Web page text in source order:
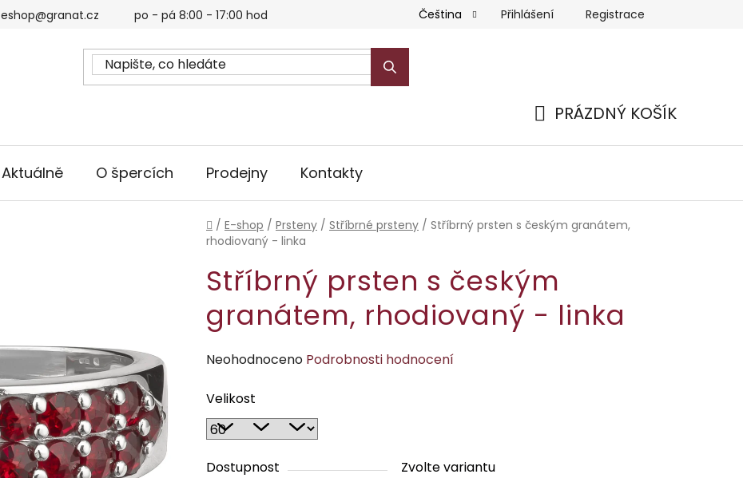
eshop@granat.cz po - pá 8:00 - 17:00 hod Čeština Přihlášení Registrace
PRÁZDNÝ KOŠÍK
Aktuálně O špercích Prodejny Kontakty
Domů
/ E-shop / Prsteny / Stříbrné prsteny / Stříbrný prsten s českým granátem,
rhodiovaný - linka
Stříbrný prsten s českým
granátem, rhodiovaný - linka
Průměrné
produktu
je
0,0
z
Neohodnoceno Podrobnosti hodnocení
Velikost
Dostupnost
Zvolte variantu